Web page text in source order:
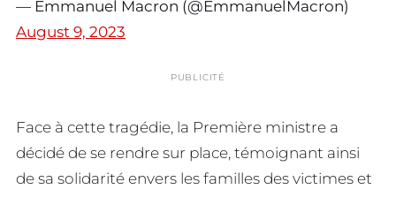
— Emmanuel Macron (@EmmanuelMacron)
August 9, 2023
PUBLICITÉ
Face à cette tragédie, la Première ministre a
décidé de se rendre sur place, témoignant ainsi
de sa solidarité envers les familles des victimes et